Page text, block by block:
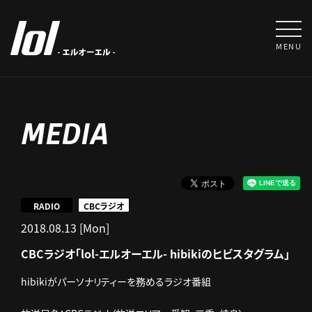
MENU
MEDIA
2018.08.13 [Mon]
RADIO CBCラジオ
CBCラジオ「lol-エルオーエル- hibikiのヒビスタグラム」
hibikiがパーソナリティーを務めるラジオ番組